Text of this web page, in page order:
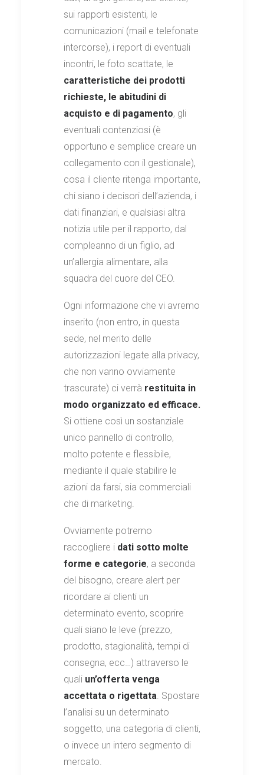
sui rapporti esistenti, le
comunicazioni (mail e telefonate
intercorse), i report di eventuali
incontri, le foto scattate, le
caratteristiche dei prodotti
richieste, le abitudini di
acquisto e di pagamento, gli
eventuali contenziosi (è
opportuno e semplice creare un
collegamento con il gestionale),
cosa il cliente ritenga importante,
chi siano i decisori dell’azienda, i
dati finanziari, e qualsiasi altra
notizia utile per il rapporto, dal
compleanno di un figlio, ad
un’allergia alimentare, alla
squadra del cuore del CEO.
Ogni informazione che vi avremo
inserito (non entro, in questa
sede, nel merito delle
autorizzazioni legate alla privacy,
che non vanno ovviamente
trascurate) ci verrà restituita in
modo organizzato ed efficace.
Si ottiene così un sostanziale
unico pannello di controllo,
molto potente e flessibile,
mediante il quale stabilire le
azioni da farsi, sia commerciali
che di marketing.
Ovviamente potremo
raccogliere i dati sotto molte
forme e categorie, a seconda
del bisogno, creare alert per
ricordare ai clienti un
determinato evento, scoprire
quali siano le leve (prezzo,
prodotto, stagionalità, tempi di
consegna, ecc…) attraverso le
quali un’offerta venga
accettata o rigettata . Spostare
l’analisi su un determinato
soggetto, una categoria di clienti,
o invece un intero segmento di
mercato.